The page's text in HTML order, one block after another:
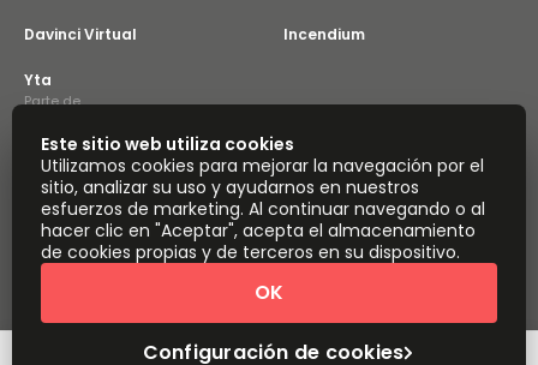
Davinci Virtual Incendium
Yta
Parte de
Instant Group
Mapa del sitio Términos
Privacidad
Declaración sobre la esclavitud moderna
Configuración de cookies
Acerca de
Copyright © 2026 Easy Offices. Todos los derechos
reservados.
Este sitio web utiliza cookies
Utilizamos cookies para mejorar la navegación por el
sitio, analizar su uso y ayudarnos en nuestros
esfuerzos de marketing. Al continuar navegando o al
hacer clic en "Aceptar", acepta el almacenamiento
de cookies propias y de terceros en su dispositivo.
Configuración de cookies
OK